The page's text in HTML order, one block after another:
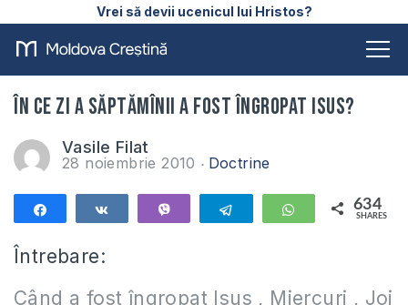
Vrei să devii ucenicul lui Hristos?
În ce zi a săptămînii a fost îngropat Isus?
Vasile Filat
28 noiembrie 2010 Doctrine
Telegram WhatsApp
634
SHARES
Întrebare:
Când a fost îngropat Isus , Miercuri , Joi